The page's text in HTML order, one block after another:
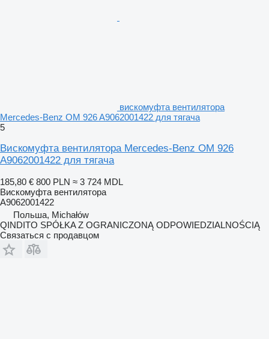
вискомуфта вентилятора
Mercedes-Benz OM 926 A9062001422 для тягача
5
Вискомуфта вентилятора Mercedes-Benz OM 926
A9062001422 для тягача
185,80 € 800 PLN ≈ 3 724 MDL
Вискомуфта вентилятора
A9062001422
Польша, Michałów
QINDITO SPÓŁKA Z OGRANICZONĄ ODPOWIEDZIALNOŚCIĄ
Связаться с продавцом